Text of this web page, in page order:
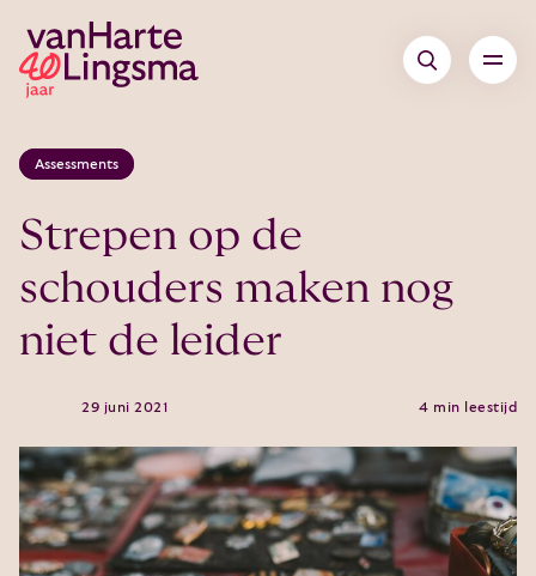
Assessments
Strepen op de
schouders maken nog
niet de leider
29 juni 2021 4 min leestijd